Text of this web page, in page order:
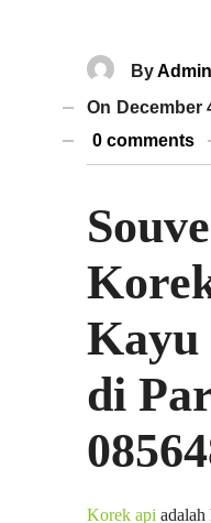
ByAdmin
On December
0 comments
Kayu
di
Korek api adalah